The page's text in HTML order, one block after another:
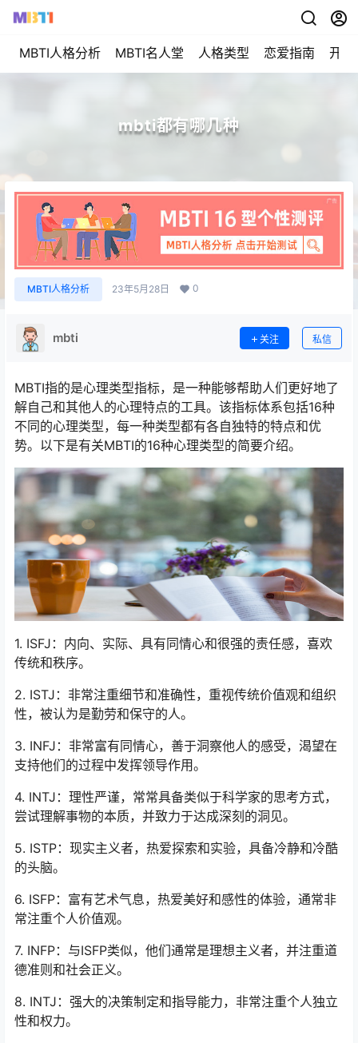
MBTI人格分析 MBTI名人堂 人格类型 恋爱指南 开始
mbti都有哪几种
MBTI人格分析 23年5月28日 0
mbti 关注 私信
MBTI指的是心理类型指标，是一种能够帮助人们更好地了
解自己和其他人的心理特点的工具。该指标体系包括16种
不同的心理类型，每一种类型都有各自独特的特点和优
势。以下是有关MBTI的16种心理类型的简要介绍。
1. ISFJ：内向、实际、具有同情心和很强的责任感，喜欢
传统和秩序。
2. ISTJ：非常注重细节和准确性，重视传统价值观和组织
性，被认为是勤劳和保守的人。
3. INFJ：非常富有同情心，善于洞察他人的感受，渴望在
支持他们的过程中发挥领导作用。
4. INTJ：理性严谨，常常具备类似于科学家的思考方式，
尝试理解事物的本质，并致力于达成深刻的洞见。
5. ISTP：现实主义者，热爱探索和实验，具备冷静和冷酷
的头脑。
6. ISFP：富有艺术气息，热爱美好和感性的体验，通常非
常注重个人价值观。
7. INFP：与ISFP类似，他们通常是理想主义者，并注重道
德准则和社会正义。
8. INTJ：强大的决策制定和指导能力，非常注重个人独立
性和权力。